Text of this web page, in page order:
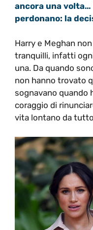
ancora una
perdonano: la
Harry e Meghan
tranquilli, infatti
una. Da quando
non hanno trovato
sognavano quando
coraggio di
vita lontano da